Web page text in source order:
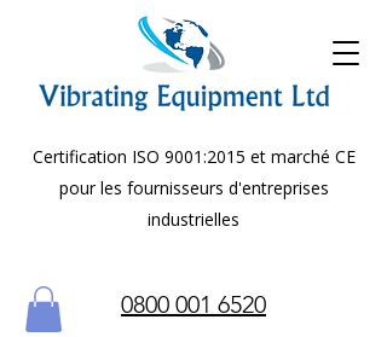
Certification ISO 9001:2015 et marché CE
pour les fournisseurs d'entreprises
industrielles
0800 001 6520